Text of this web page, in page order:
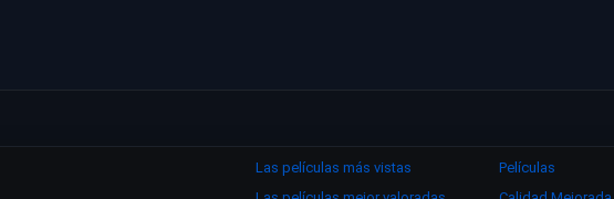
Las películas más vistas
Películas